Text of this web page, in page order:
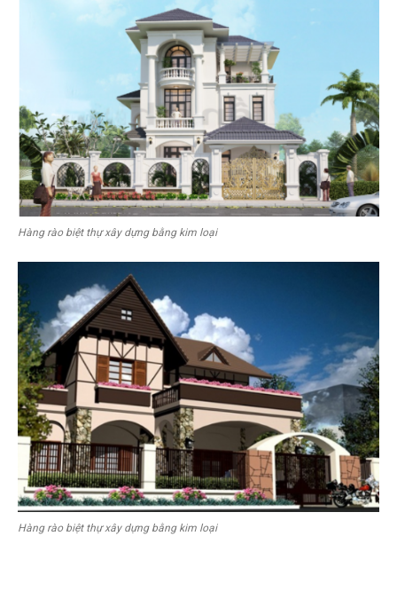
Hàng rào biệt thự xây dựng bằng kim loại
Hàng rào biệt thự xây dựng bằng kim loại